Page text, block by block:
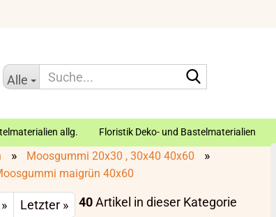
Alle
allg. Floristik Deko- und Bastelmaterialien
» Moosgummi 20x30 , 30x40 40x60 »
maigrün 40x60
Letzter » 40Artikel in dieser Kategorie